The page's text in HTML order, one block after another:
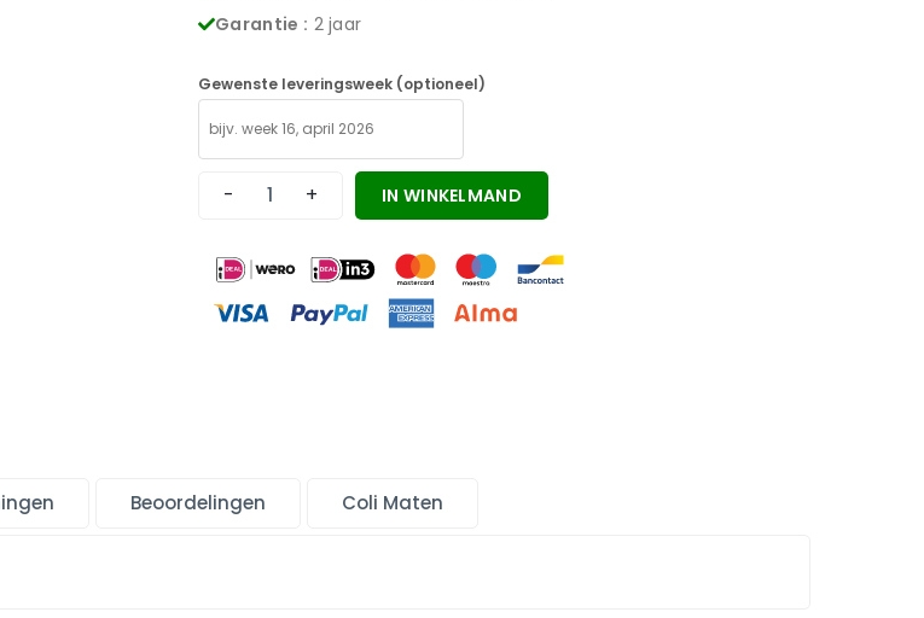
Garantie : 2 jaar
Gewenste leveringsweek (optioneel)
- + IN WINKELMAND
Beoordelingen Coli Maten